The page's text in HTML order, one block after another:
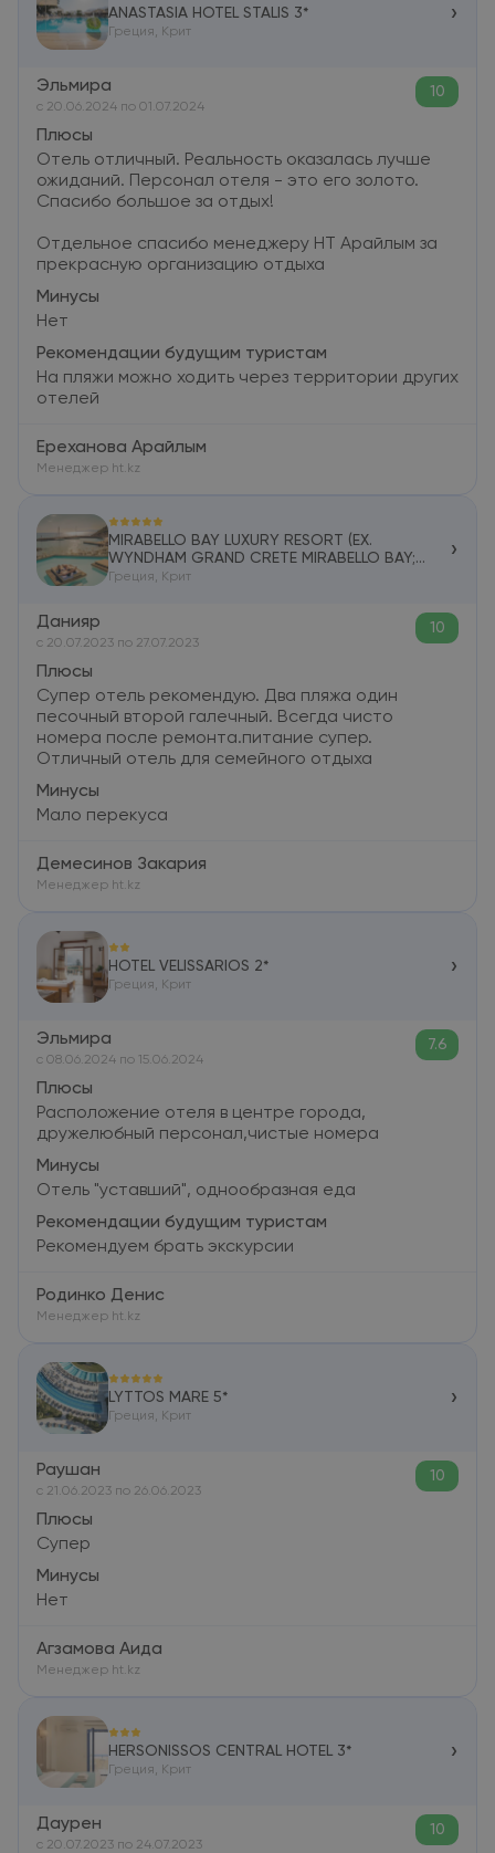
ANASTASIA HOTEL STALIS 3*
Греция, Крит
›
Эльмира
c 20.06.2024 по 01.07.2024
10
Плюсы
Отель отличный. Реальность оказалась лучше
ожиданий. Персонал отеля - это его золото.
Спасибо большое за отдых!
Отдельное спасибо менеджеру HT Арайлым за
прекрасную организацию отдыха
Минусы
Нет
Рекомендации будущим туристам
На пляжи можно ходить через территории других
отелей
Ереханова Арайлым
Менеджер ht.kz
MIRABELLO BAY LUXURY RESORT (EX.
WYNDHAM GRAND CRETE MIRABELLO BAY;
MIRABELLO BEACH & VILLAGE) 5*
Греция, Крит
›
Данияр
c 20.07.2023 по 27.07.2023
10
Плюсы
Супер отель рекомендую. Два пляжа один
песочный второй галечный. Всегда чисто
номера после ремонта.питание супер.
Отличный отель для семейного отдыха
Минусы
Мало перекуса
Демесинов Закария
Менеджер ht.kz
HOTEL VELISSARIOS 2*
Греция, Крит
›
Эльмира
c 08.06.2024 по 15.06.2024
7.6
Плюсы
Расположение отеля в центре города,
дружелюбный персонал,чистые номера
Минусы
Отель "уставший", однообразная еда
Рекомендации будущим туристам
Рекомендуем брать экскурсии
Родинко Денис
Менеджер ht.kz
LYTTOS MARE 5*
Греция, Крит
›
Раушан
c 21.06.2023 по 26.06.2023
10
Плюсы
Супер
Минусы
Нет
Агзамова Аида
Менеджер ht.kz
HERSONISSOS CENTRAL HOTEL 3*
Греция, Крит
›
Даурен
c 20.07.2023 по 24.07.2023
10